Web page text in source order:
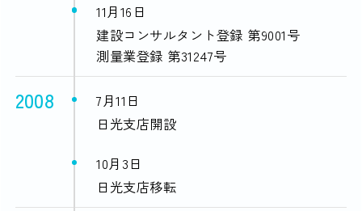
11月16日
建設コンサルタント登録 第9001号
測量業登録 第31247号
2008
7月11日
日光支店開設
10月3日
日光支店移転